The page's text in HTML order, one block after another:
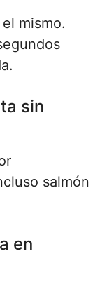
mismo.
sin
salmón
en